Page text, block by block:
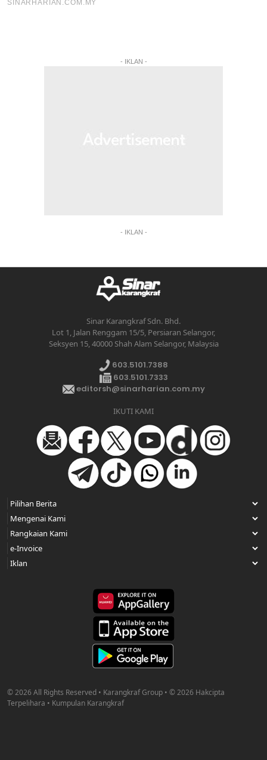
- IKLAN -
- IKLAN -
Sinar Karangkraf Sdn. Bhd.
Lot 1, Jalan Renggam 15/5, Persiaran Selangor,
Seksyen 15, 40000 Shah Alam Selangor, Malaysia
603.5101.7388
603.5101.7333
editorsh@sinarharian.com.my
IKUTI KAMI
© 2026 All Rights Reserved • Karangkraf Group • © 2026 Hakcipta
Terpelihara • Kumpulan Karangkraf